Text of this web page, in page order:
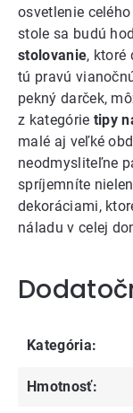
osvetlenie
stole sa budú
stolovanie, ktoré
tú pravú
pekný darček,
z kategórie tipy
malé aj veľké
neodmysliteľne
spríjemníte
dekoráciami,
náladu v celej
Kategória:
Hmotnosť: